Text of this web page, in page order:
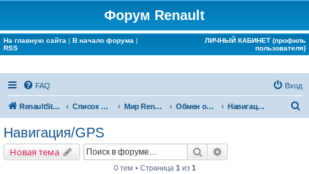
Форум Renault
На главную сайта | В начало форума |
RSS
ЛИЧНЫЙ КАБИНЕТ (профиль
пользователя)
FAQ Вход
RenaultStory Список форумов Мир Renault Обмен опытом Навигация/GPS
Навигация/GPS
Новая тема Поиск
0 тем • Страница 1 из 1